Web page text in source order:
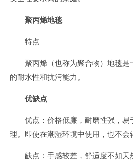
聚丙烯地毯
特点
聚丙烯（也称为聚合物）地毯
的耐水性和抗污能力。
优缺点
优点：价格低廉，耐磨性强，
理。即使在潮湿环境中使用，也不会
缺点：手感较差，舒适度不如天